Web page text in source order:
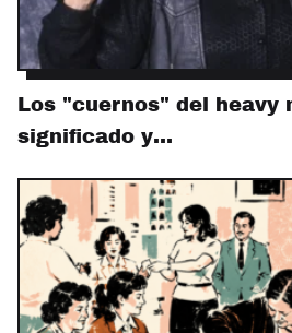
Los "cuernos" del heavy
significado y…